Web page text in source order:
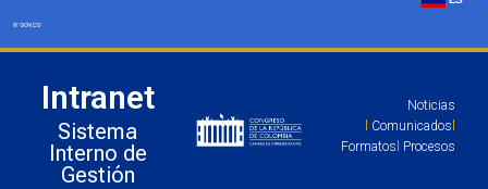
Intranet
Sistema
Interno de
Gestión
Noticias
Comunicados
Formatos Procesos